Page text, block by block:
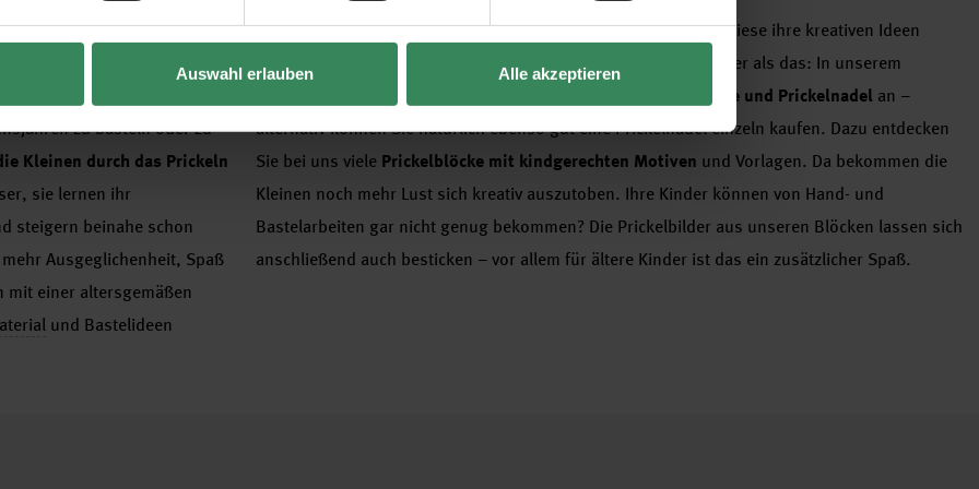
Auswahl erlauben Alle akzeptieren
zu basteln oder zu
Kleinen durch das Prickeln
sie lernen ihr
steigern beinahe schon
Ausgeglichenheit, Spaß
mit einer altersgemäßen
und Bastelideen
Sie möchtenfür Ihre Kinder gern ein Prickelset kaufen, damit diese ihre kreativen Ideen
ausleben und neue Fertigkeiten erwerben können? Nichts leichter als das: In unserem
komplette Sets mit Prickelunterlage und Prickelnadel an –
alternativ können Sie natürlich ebenso gut eine Prickelnadel einzeln kaufen. Dazu entdecken
Sie bei uns viele Prickelblöcke mit kindgerechten Motiven und Vorlagen. Da bekommen die
Kleinen noch mehr Lust sich kreativ auszutoben. Ihre Kinder können von Hand- und
Bastelarbeiten gar nicht genug bekommen? Die Prickelbilder aus unseren Blöcken lassen sich
anschließend auch besticken – vor allem für ältere Kinder ist das ein zusätzlicher Spaß.